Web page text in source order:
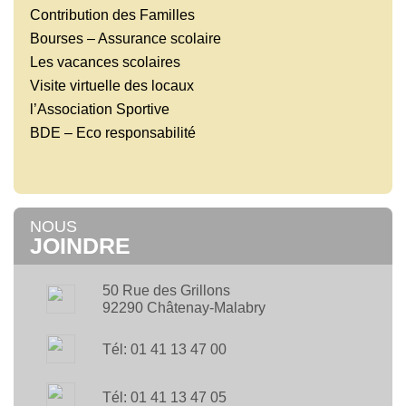
Contribution des Familles
Bourses – Assurance scolaire
Les vacances scolaires
Visite virtuelle des locaux
l’Association Sportive
BDE – Eco responsabilité
NOUS
JOINDRE
50 Rue des Grillons
92290 Châtenay-Malabry
Tél: 01 41 13 47 00
Tél: 01 41 13 47 05